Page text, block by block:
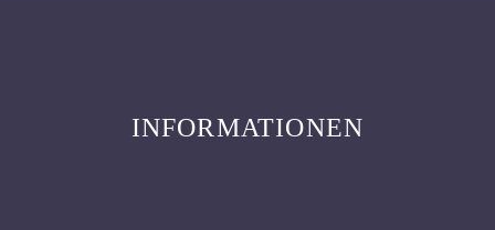
INFORMATIONEN